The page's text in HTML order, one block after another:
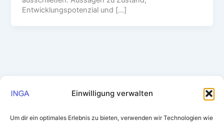
Einwilligung verwalten
Um dir ein optimales Erlebnis zu bieten, verwenden wir Technologien wie
Entwicklungspotenzial und […]